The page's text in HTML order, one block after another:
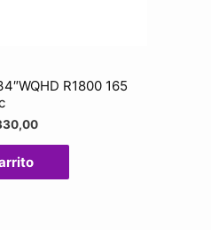
R1800 165